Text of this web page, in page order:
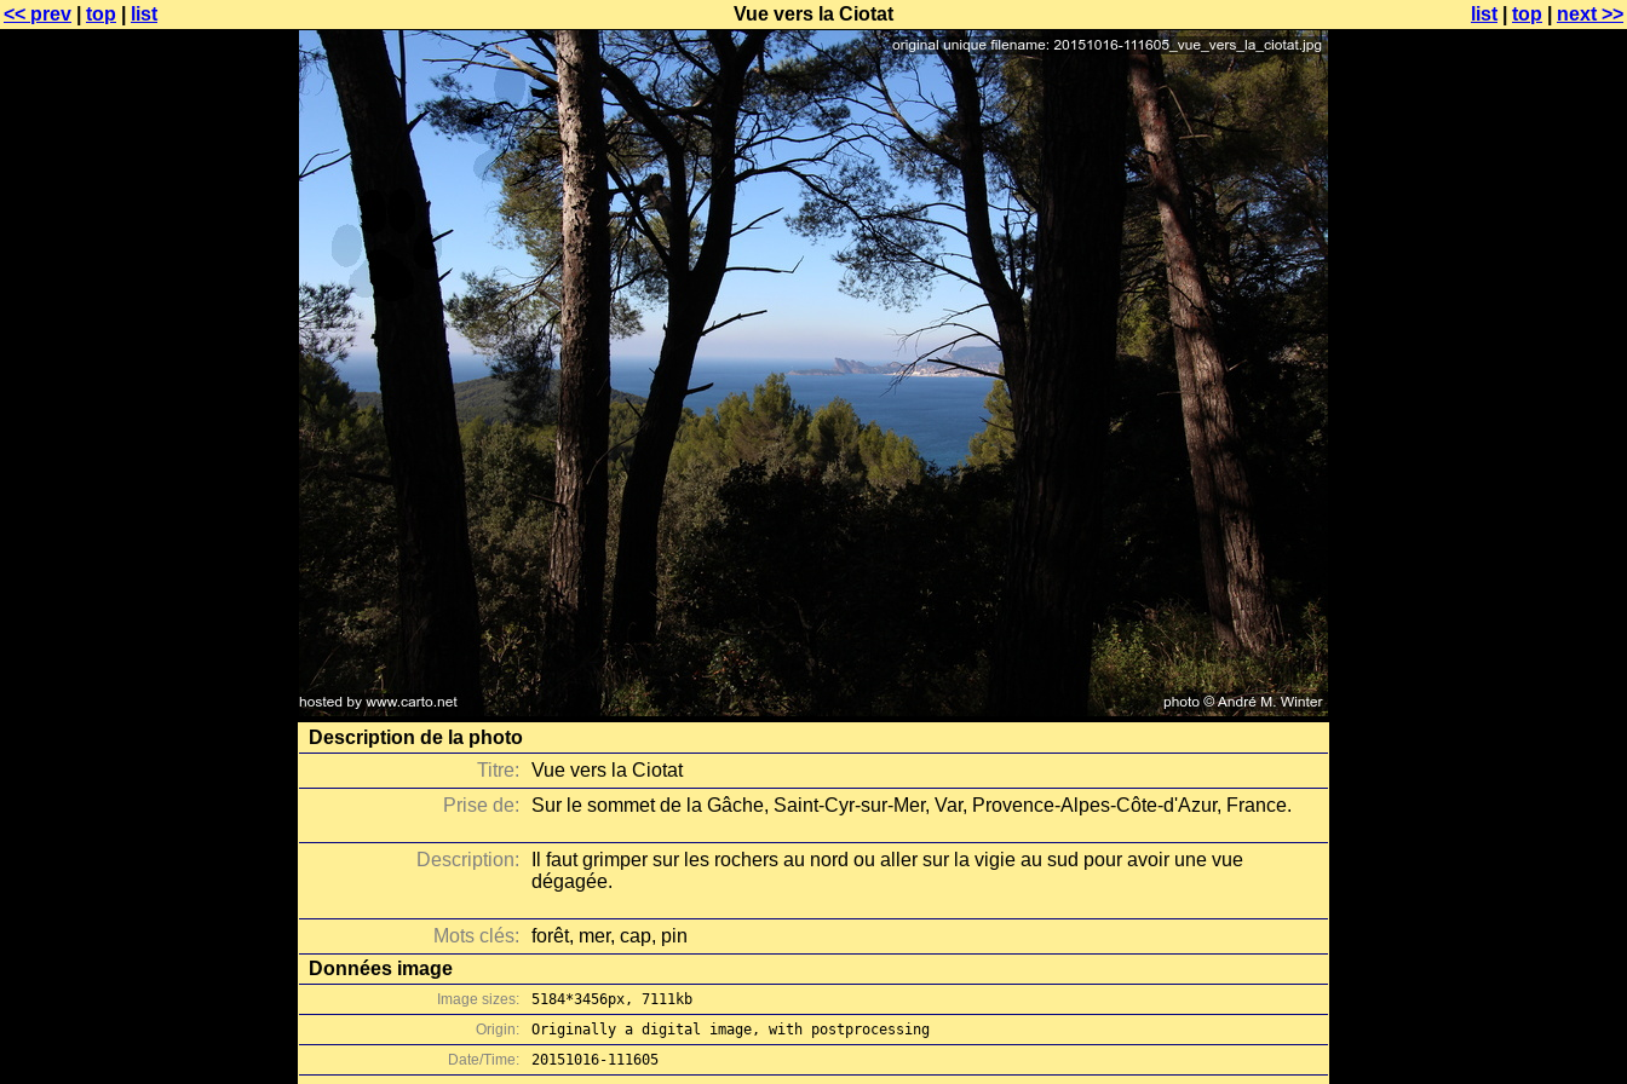
<< prev top list Vue vers la Ciotat list top next >>
Description de la photo
Titre:
Vue vers la Ciotat
Prise de:
Sur le sommet de la Gâche, Saint-Cyr-sur-Mer, Var, Provence-Alpes-Côte-d'Azur, France.
Description:
Il faut grimper sur les rochers au nord ou aller sur la vigie au sud pour avoir une vue
dégagée.
Mots clés:
forêt, mer, cap, pin
Données image
Image sizes:
5184*3456px, 7111kb
Origin:
Originally a digital image, with postprocessing
Date/Time:
20151016-111605